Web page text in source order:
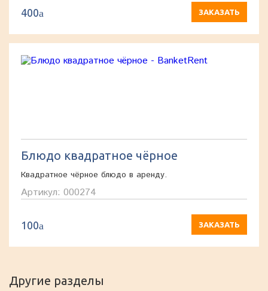
400a ЗАКАЗАТЬ
Блюдо квадратное чёрное
Квадратное чёрное блюдо в аренду.
Артикул: 000274
100a ЗАКАЗАТЬ
Другие разделы